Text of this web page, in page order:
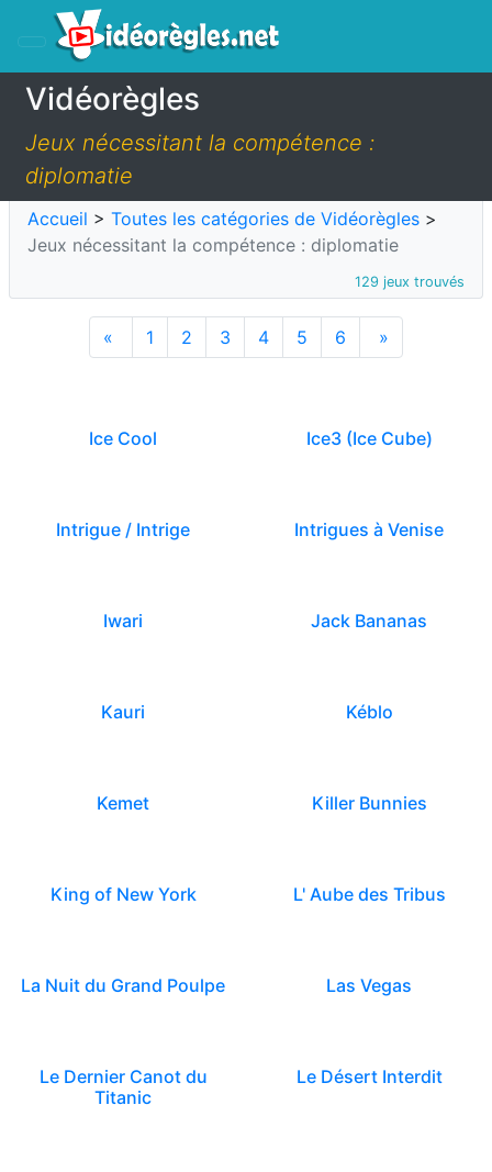
Vidéorègles
Jeux nécessitant la compétence :
diplomatie
Accueil > Toutes les catégories de Vidéorègles >
Jeux nécessitant la compétence : diplomatie
129 jeux trouvés
« 1 2 3 4 5 6 »
Ice Cool Ice3 (Ice Cube)
Intrigue / Intrige Intrigues à Venise
Iwari Jack Bananas
Kauri Kéblo
Kemet Killer Bunnies
King of New York L' Aube des Tribus
La Nuit du Grand Poulpe Las Vegas
Le Dernier Canot du
Titanic
Le Désert Interdit